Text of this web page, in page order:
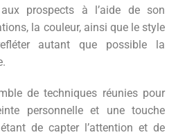
prospects à l’aide de son
la couleur, ainsi que le style
autant que possible la
de techniques réunies pour
personnelle et une touche
de capter l’attention et de